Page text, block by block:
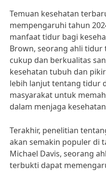
Temuan kesehatan
mempengaruhi tahun
manfaat tidur bagi
Brown, seorang ahli tidur
cukup dan berkualitas
kesehatan tubuh dan
lebih lanjut tentang tidur
masyarakat untuk
dalam menjaga
Terakhir, penelitian
akan semakin populer di
Michael Davis, seorang
terbukti dapat